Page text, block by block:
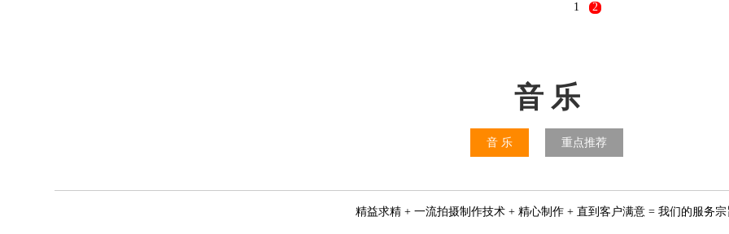
1 2
音 乐
音 乐 重点推荐
精益求精 + 一流拍摄制作技术 + 精心制作 + 直到客户满意 = 我们的服务宗